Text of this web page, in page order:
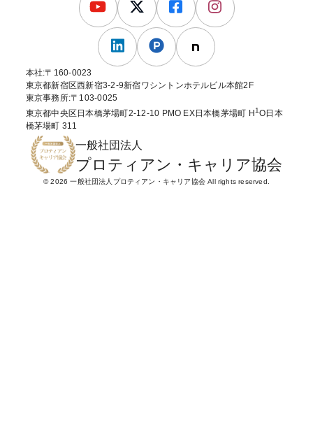
一般社団法人
プロティアン・キャリア協会
© 2026 一般社団法人プロティアン・キャリア協会 All rights reserved.
本社:〒160-0023
東京都新宿区西新宿3-2-9新宿ワシントンホテルビル本館2F
東京事務所:〒103-0025
東京都中央区日本橋茅場町2-12-10 PMO EX日本橋茅場町 H 1O日本
橋茅場町 311